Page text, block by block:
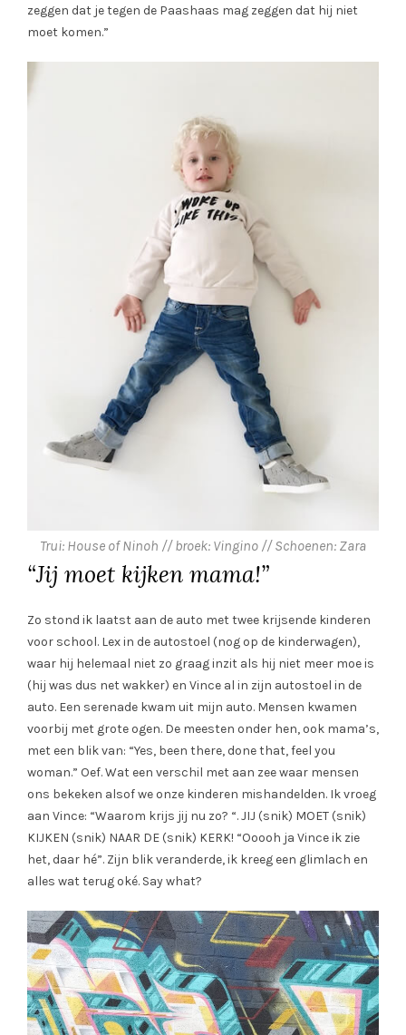
zeggen dat je tegen de Paashaas mag zeggen dat hij niet
moet komen.”
Trui: House of Ninoh // broek: Vingino // Schoenen: Zara
“Jij moet kijken mama!”
Zo stond ik laatst aan de auto met twee krijsende kinderen
voor school. Lex in de autostoel (nog op de kinderwagen),
waar hij helemaal niet zo graag inzit als hij niet meer moe is
(hij was dus net wakker) en Vince al in zijn autostoel in de
auto. Een serenade kwam uit mijn auto. Mensen kwamen
voorbij met grote ogen. De meesten onder hen, ook mama’s,
met een blik van: “Yes, been there, done that, feel you
woman.” Oef. Wat een verschil met aan zee waar mensen
ons bekeken alsof we onze kinderen mishandelden. Ik vroeg
aan Vince: “Waarom krijs jij nu zo? “. JIJ (snik) MOET (snik)
KIJKEN (snik) NAAR DE (snik) KERK! “Ooooh ja Vince ik zie
het, daar hé”. Zijn blik veranderde, ik kreeg een glimlach en
alles wat terug oké. Say what?